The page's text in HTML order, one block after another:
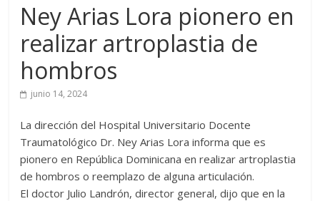
Ney Arias Lora pionero en
realizar artroplastia de
hombros
junio 14, 2024
La dirección del Hospital Universitario Docente
Traumatológico Dr. Ney Arias Lora informa que es
pionero en República Dominicana en realizar artroplastia
de hombros o reemplazo de alguna articulación.
El doctor Julio Landrón, director general, dijo que en la